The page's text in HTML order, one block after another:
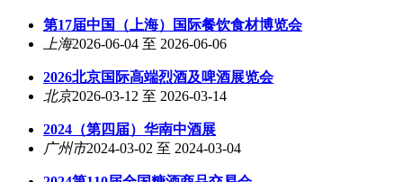
第17届中国（上海）国际餐饮食材博览会
上海2026-06-04 至 2026-06-06
2026北京国际高端烈酒及啤酒展览会
北京2026-03-12 至 2026-03-14
2024（第四届）华南中酒展
广州市2024-03-02 至 2024-03-04